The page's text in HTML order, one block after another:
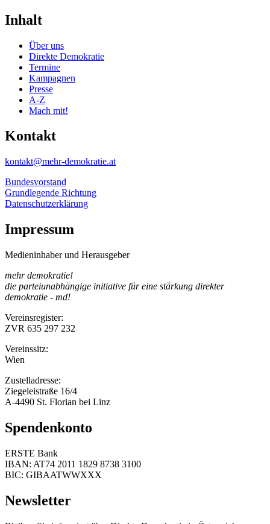
Inhalt
Über uns
Direkte Demokratie
Termine
Kampagnen
Presse
A-Z
Mach mit!
Kontakt
kontakt@mehr-demokratie.at
Bundesvorstand
Grundlegende Richtung
Datenschutzerklärung
Impressum
Medieninhaber und Herausgeber
mehr demokratie!
die parteiunabhängige initiative für eine stärkung direkter
demokratie - md!
Vereinsregister:
ZVR 635 297 232
Vereinssitz:
Wien
Zustelladresse:
Ziegeleistraße 16/4
A-4490 St. Florian bei Linz
Spendenkonto
ERSTE Bank
IBAN: AT74 2011 1829 8738 3100
BIC: GIBAATWWXXX
Newsletter